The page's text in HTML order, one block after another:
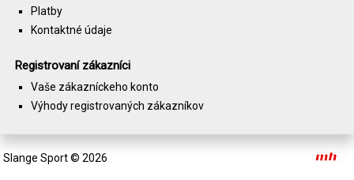
Platby
Kontaktné údaje
Registrovaní zákazníci
Vaše zákazníckeho konto
Výhody registrovaných zákazníkov
Slange Sport© 2026